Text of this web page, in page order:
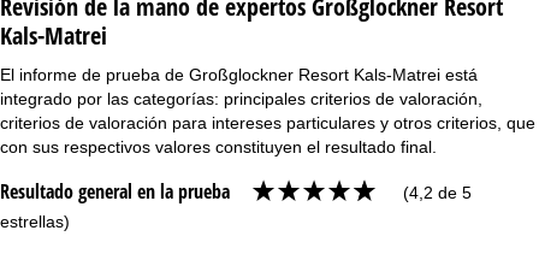
Revisión de la mano de expertos Großglockner Resort
Kals-Matrei
El informe de prueba de Großglockner Resort Kals-Matrei está
integrado por las categorías: principales criterios de valoración,
criterios de valoración para intereses particulares y otros criterios, que
con sus respectivos valores constituyen el resultado final.
Resultado general en la prueba
(4,2 de 5
estrellas)